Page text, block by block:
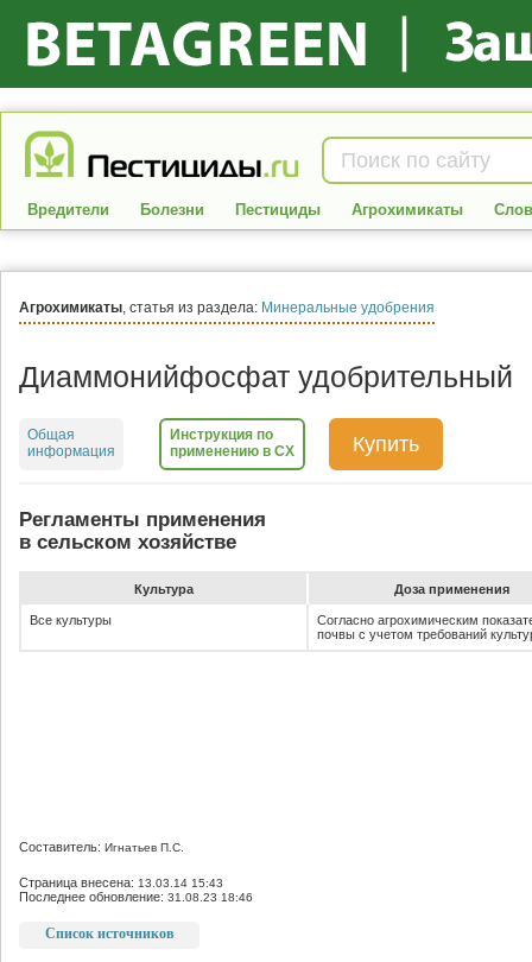
Вредители Болезни Пестициды Агрохимикаты
Агрохимикаты, статья из раздела: Минеральные удобрения
Диаммонийфосфат удобрительный
Общая
информация
Инструкция по
применению в СХ
Купить
Регламенты применения
в сельском хозяйстве
Культура До­за при­ме­не­ния
Все культуры
Согласно агрохимическим
почвы с учетом требований
Составитель: Игнатьев П.С.
Страница внесена: 13.03.14 15:43
Последнее обновление: 31.08.23 18:46
Список источников